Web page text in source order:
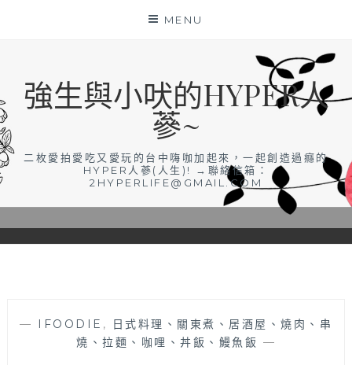
MENU
強生與小吠的HYPER人
蔘~
二枚愛拍愛吃又愛玩的台中嗨咖加起來，一起創造過癮的
HYPER人蔘(人生)! →聯絡信箱：
2HYPERLIFE@GMAIL.COM
— IFOODIE ,
日式料理、關東煮、居酒屋、燒肉、串
燒、拉麵、咖哩、丼飯、鰻魚飯 —